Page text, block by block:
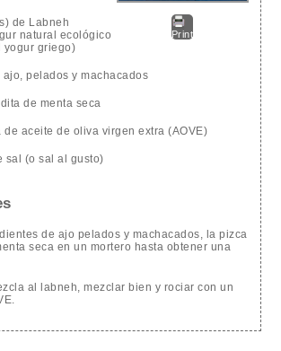
Print
de Labneh
natural ecológico
yogur griego)
ajo, pelados y machacados
de menta seca
de aceite de oliva virgen extra (AOVE)
sal (o sal al gusto)
de ajo pelados y machacados, la pizca
seca en un mortero hasta obtener una
al labneh, mezclar bien y rociar con un